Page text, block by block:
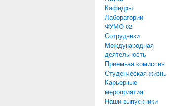
Кафедры
Лаборатории
ФУМО 02
Сотрудники
Международная
деятельность
Приемная комиссия
Студенческая жизнь
Карьерные
мероприятия
Наши выпускники